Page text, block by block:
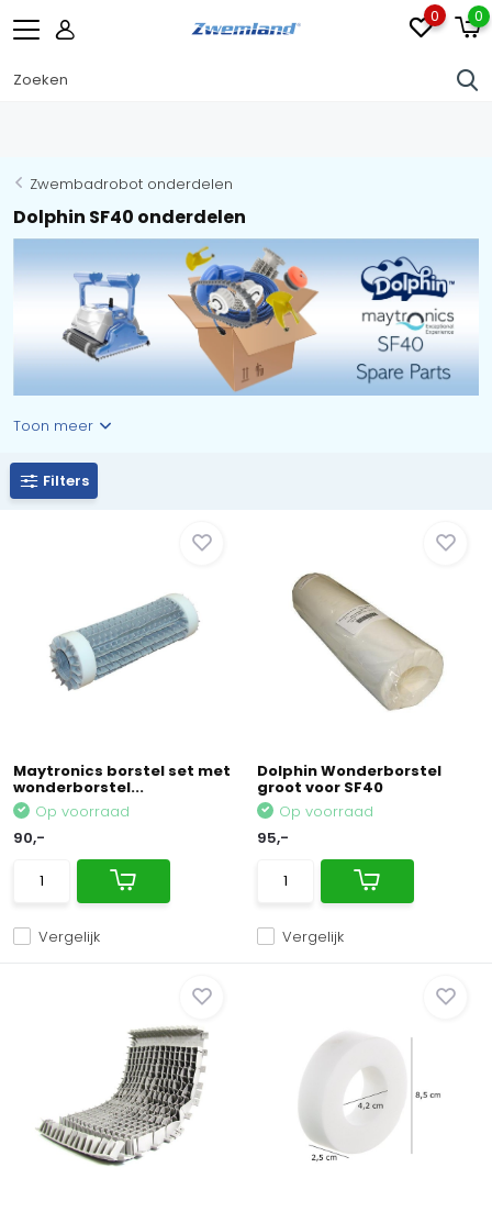
0 0
Zwembadrobot onderdelen
Dolphin SF40 onderdelen
Toon meer
Filters
Maytronics borstel set met
wonderborstel...
Vergelijk
Op voorraad
90,-
Dolphin Wonderborstel
groot voor SF40
Vergelijk
Op voorraad
95,-